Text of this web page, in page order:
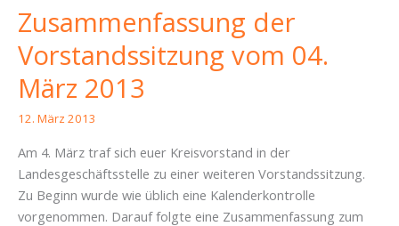
19.
März
2013
Zusammenfassung der
Vorstandssitzung vom 04.
März 2013
12. März 2013
Am 4. März traf sich euer Kreisvorstand in der
Landesgeschäftsstelle zu einer weiteren Vorstandssitzung.
Zu Beginn wurde wie üblich eine Kalenderkontrolle
vorgenommen. Darauf folgte eine Zusammenfassung zum